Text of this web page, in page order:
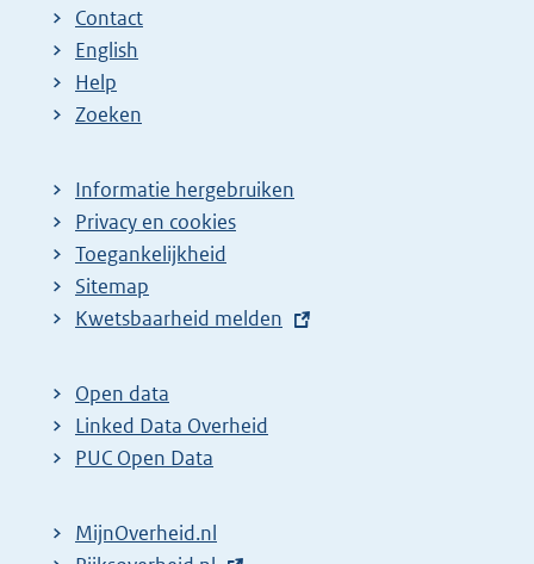
Contact
English
Help
Zoeken
Informatie hergebruiken
Privacy en cookies
Toegankelijkheid
Sitemap
E
t
e
r
l
Kwetsbaarheid melden
Open data
Linked Data Overheid
PUC Open Data
MijnOverheid.nl